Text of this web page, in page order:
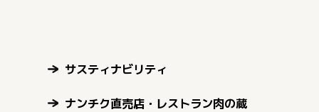
サスティナビリティ
ナンチク直売店・レストラン肉の蔵